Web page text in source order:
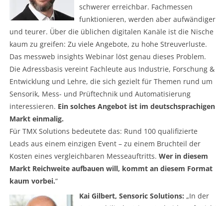
schwerer erreichbar. Fachmessen
funktionieren, werden aber aufwändiger
und teurer. Über die üblichen digitalen Kanäle ist die Nische
kaum zu greifen: Zu viele Angebote, zu hohe Streuverluste.
Das messweb insights Webinar löst genau dieses Problem.
Die Adressbasis vereint Fachleute aus Industrie, Forschung &
Entwicklung und Lehre, die sich gezielt für Themen rund um
Sensorik, Mess- und Prüftechnik und Automatisierung
interessieren. Ein solches Angebot ist im deutschsprachigen
Markt einmalig.
Für TMX Solutions bedeutete das: Rund 100 qualifizierte
Leads aus einem einzigen Event – zu einem Bruchteil der
Kosten eines vergleichbaren Messeauftritts. Wer in diesem
Markt Reichweite aufbauen will, kommt an diesem Format
kaum vorbei.“
Kai Gilbert, Sensoric Solutions: „In der